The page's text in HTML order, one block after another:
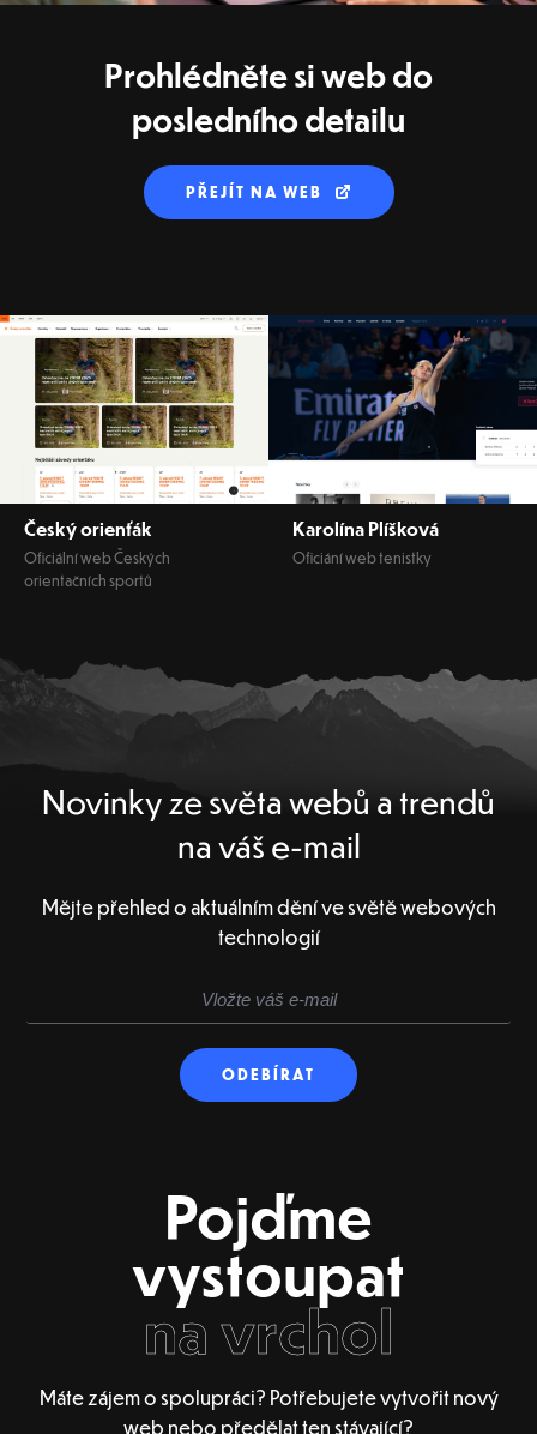
Prohlédněte si web do
posledního detailu
PŘEJÍT NA WEB
Český orienťák
Oficiální web Českých
orientačních sportů
Karolína Plíšková
Oficiání web tenistky
Novinky ze světa webů a trendů
na váš e-mail
Mějte přehled o aktuálním dění ve světě webových
technologií
Pojďme
vystoupat
na vrchol
Máte zájem o spolupráci? Potřebujete vytvořit nový
web nebo předělat ten stávající?